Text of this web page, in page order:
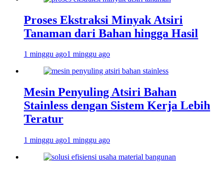
Proses Ekstraksi Minyak Atsiri
Tanaman dari Bahan hingga Hasil
1 minggu ago1 minggu ago
Mesin Penyuling Atsiri Bahan
Stainless dengan Sistem Kerja Lebih
Teratur
1 minggu ago1 minggu ago